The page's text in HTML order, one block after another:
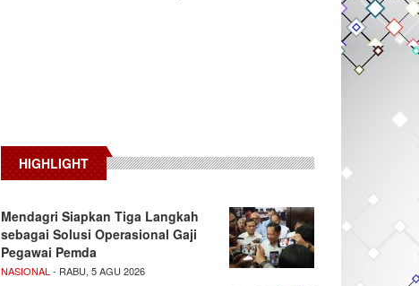
HIGHLIGHT
Mendagri Siapkan Tiga Langkah
sebagai Solusi Operasional Gaji
Pegawai Pemda
NASIONAL - RABU, 5 AGU 2026